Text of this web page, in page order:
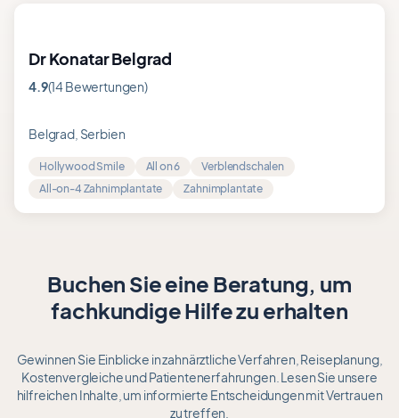
Dr Konatar Belgrad
Bewertung
von
4.9(14 Bewertungen)
Belgrad, Serbien
Hollywood Smile All on 6
Verblendschalen
All-on-4 Zahnimplantate
Zahnimplantate
Buchen Sie eine Beratung, um
fachkundige Hilfe zu erhalten
Gewinnen Sie Einblicke in zahnärztliche Verfahren, Reiseplanung,
Kostenvergleiche und Patientenerfahrungen. Lesen Sie unsere
hilfreichen Inhalte, um informierte Entscheidungen mit Vertrauen
zu treffen.